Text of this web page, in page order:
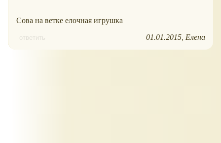
Сова на ветке елочная игрушка
ответить 01.01.2015 Елена